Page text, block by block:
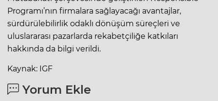
Programı’nın firmalara sağlayacağı avantajlar,
sürdürülebilirlik odaklı dönüşüm süreçleri ve
uluslararası pazarlarda rekabetçiliğe katkıları
hakkında da bilgi verildi.
Kaynak: IGF
Yorum Ekle